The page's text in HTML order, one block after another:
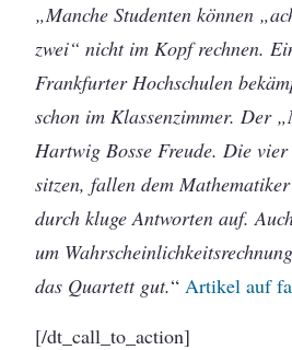
„Manche Studenten können
zwei“ nicht im Kopf rechnen.
Frankfurter Hochschulen
schon im Klassenzimmer. Der
Hartwig Bosse Freude. Die
sitzen, fallen dem
durch kluge Antworten auf.
um
das Quartett gut.“Artikel auf
[/dt_call_to_action]